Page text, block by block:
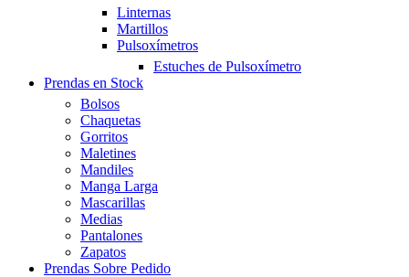
Linternas
Martillos
Pulsoxímetros
Estuches de Pulsoxímetro
Prendas en Stock
Bolsos
Chaquetas
Gorritos
Maletines
Mandiles
Manga Larga
Mascarillas
Medias
Pantalones
Zapatos
Prendas Sobre Pedido